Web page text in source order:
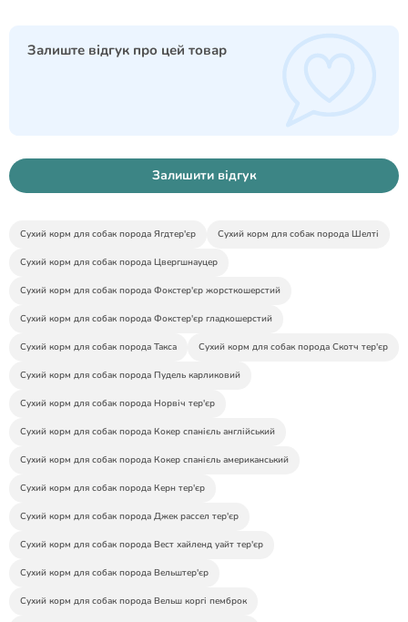
Залиште відгук про цей товар
Залишити відгук
Сухий корм для собак порода Ягдтер'єр Сухий корм для собак порода Шелті
Сухий корм для собак порода Цвергшнауцер
Сухий корм для собак порода Фокстер'єр жорсткошерстий
Сухий корм для собак порода Фокстер'єр гладкошерстий
Сухий корм для собак порода Такса Сухий корм для собак порода Скотч тер'єр
Сухий корм для собак порода Пудель карликовий
Сухий корм для собак порода Норвіч тер'єр
Сухий корм для собак порода Кокер спанієль англійський
Сухий корм для собак порода Кокер спанієль американський
Сухий корм для собак порода Керн тер'єр
Сухий корм для собак порода Джек рассел тер'єр
Сухий корм для собак порода Вест хайленд уайт тер'єр
Сухий корм для собак порода Вельштер'єр
Сухий корм для собак порода Вельш коргі пемброк